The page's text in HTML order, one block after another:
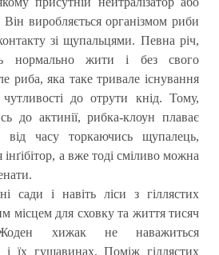
Він виробляється організмом риби
зі щупальцями. Певна річ,
нормально жити і без свого
риба, яка таке тривале існування
до отрути кнід. Тому,
до актинії, рибка-клоун плаває
від часу торкаючись щупалець,
а вже тоді сміливо можна
сади і навіть ліси з гіллястих
місцем для сховку та життя тисяч
хижак не наважиться
і їх гущавинах. Поміж гіллястих